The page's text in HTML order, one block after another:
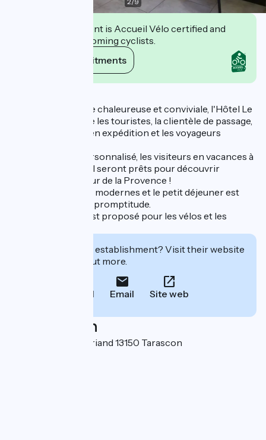
This establishment is Accueil Vélo certified and
commits to welcoming cyclists.
View its commitments
Dans une ambiance chaleureuse et conviviale, l'Hôtel Le
Provençal accueille les touristes, la clientèle de passage,
les cyclotouristes en expédition et les voyageurs
Avec un accueil personnalisé, les visiteurs en vacances à
l'Hôtel le Provençal seront prêts pour découvrir
Tarascon et le Coeur de la Provence !
Les chambres sont modernes et le petit déjeuner est
toujours servi avec promptitude.
Un local sécurisé est proposé pour les vélos et les
Interested in this establishment? Visit their website
to book or find out more.
Call Email Site web
Localisation
12 cours Aristide Briand 13150 Tarascon